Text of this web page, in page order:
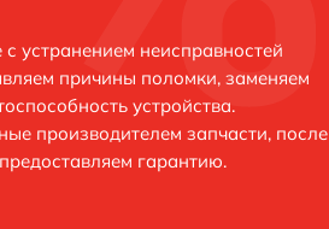
устранением неисправностей
причины поломки, заменяем
устройства.
производителем запчасти, после
гарантию.